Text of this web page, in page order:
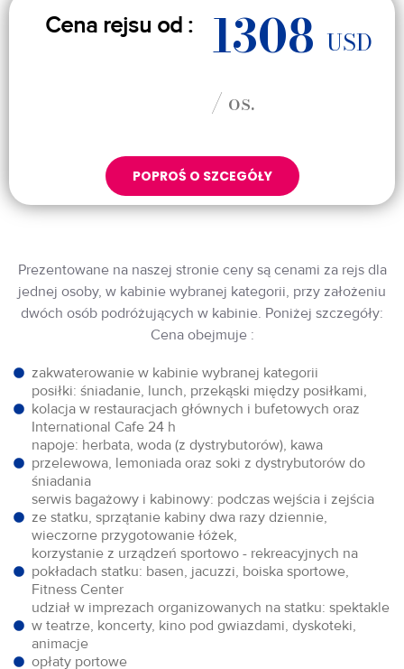
Cena rejsu od : 1308 USD
/ os.
POPROŚ O SZCEGÓŁY
Prezentowane na naszej stronie ceny są cenami za rejs dla
jednej osoby, w kabinie wybranej kategorii, przy założeniu
dwóch osób podróżujących w kabinie. Poniżej szczegóły:
Cena obejmuje :
zakwaterowanie w kabinie wybranej kategorii
posiłki: śniadanie, lunch, przekąski między posiłkami,
kolacja w restauracjach głównych i bufetowych oraz
International Cafe 24 h
napoje: herbata, woda (z dystrybutorów), kawa
przelewowa, lemoniada oraz soki z dystrybutorów do
śniadania
serwis bagażowy i kabinowy: podczas wejścia i zejścia
ze statku, sprzątanie kabiny dwa razy dziennie,
wieczorne przygotowanie łóżek,
korzystanie z urządzeń sportowo - rekreacyjnych na
pokładach statku: basen, jacuzzi, boiska sportowe,
Fitness Center
udział w imprezach organizowanych na statku: spektakle
w teatrze, koncerty, kino pod gwiazdami, dyskoteki,
animacje
opłaty portowe